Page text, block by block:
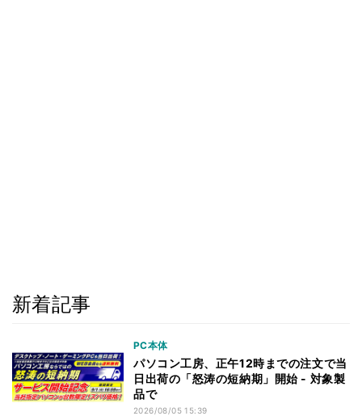
新着記事
PC本体
パソコン工房、正午12時までの注文で当
日出荷の「怒涛の短納期」開始 - 対象製
品で
2026/08/05 15:39